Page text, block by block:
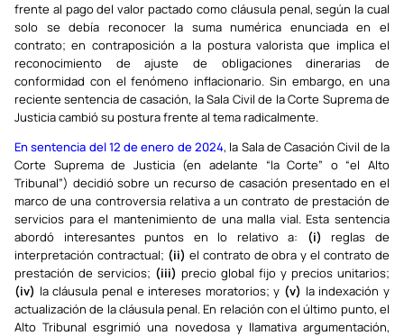
frente al pago del valor pactado como cláusula penal, según la cual
solo se debía reconocer la suma numérica enunciada en el
contrato; en contraposición a la postura valorista que implica el
reconocimiento de ajuste de obligaciones dinerarias de
conformidad con el fenómeno inflacionario. Sin embargo, en una
reciente sentencia de casación, la Sala Civil de la Corte Suprema de
Justicia cambió su postura frente al tema radicalmente.
En sentencia del 12 de enero de 2024, la Sala de Casación Civil de la
Corte Suprema de Justicia (en adelante “la Corte” o “el Alto
Tribunal”) decidió sobre un recurso de casación presentado en el
marco de una controversia relativa a un contrato de prestación de
servicios para el mantenimiento de una malla vial. Esta sentencia
abordó interesantes puntos en lo relativo a: (i)
reglas de
interpretación contractual; (ii) el contrato de obra y el contrato de
prestación de servicios; (iii) precio global fijo y precios unitarios;
(iv) la cláusula penal e intereses moratorios; y (v) la indexación y
actualización de la cláusula penal. En relación con el último punto, el
Alto Tribunal esgrimió una novedosa y llamativa argumentación,